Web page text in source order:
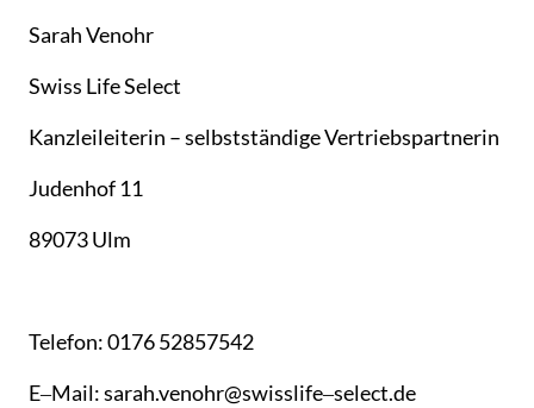
Sarah Venohr
Swiss Life Select
Kanzleileiterin – selbstständige Vertriebspartnerin
Judenhof 11
89073 Ulm
Telefon: 0176 52857542
E‒Mail: sarah.venohr@swisslife‒select.de